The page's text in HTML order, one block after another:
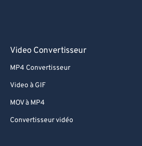
Video Convertisseur
MP4 Convertisseur
Video à GIF
MOV à MP4
Convertisseur vidéo